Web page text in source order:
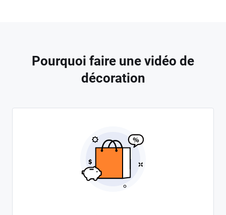
Pourquoi faire une vidéo de
décoration